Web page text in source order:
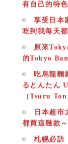
有自己的特
享受日本
吃到我每天
原來
的Tokyo
吃烏龍麵
るとんたん
（Tsuru
日本超市
都買這幾款
札幌必訪